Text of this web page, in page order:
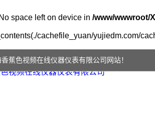
space left on device in /www/wwwroot/
cachefile_yuan/yujiedm.com/
蕉色视频在线仪器仪表有限公司网站！